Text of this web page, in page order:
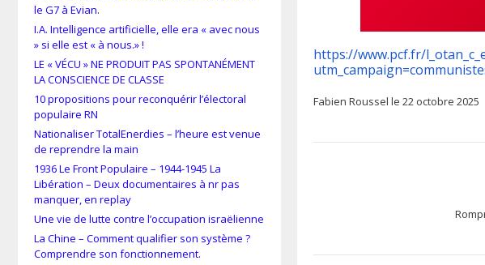
https://www.pcf.fr/
Fabien Roussel le 22 octobre 2025
le G7 à Evian.
I.A. Intelligence artificielle, elle era « avec nous
» si elle est « à nous.» !
LE « VÉCU » NE PRODUIT PAS SPONTANÉMENT
LA CONSCIENCE DE CLASSE
10 propositions pour reconquérir l’électoral
populaire RN
Nationaliser TotalEnerdies – l’heure est venue
de reprendre la main
1936 Le Front Populaire – 1944-1945 La
Libération – Deux documentaires à nr pas
manquer, en replay
Une vie de lutte contre l’occupation israëlienne
La Chine – Comment qualifier son système ?
Comprendre son fonctionnement.